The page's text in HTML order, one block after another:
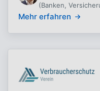
(Banken,
Mehr erfahren